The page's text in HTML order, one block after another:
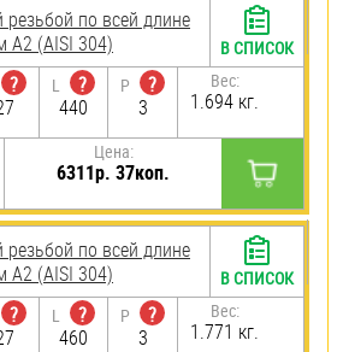
по всей длине
А2 (AISI 304)
?
L
?
440
P
?
3
Вес:
1.694 кг.
Цена:
6311р. 37коп.
В СПИСОК
по всей длине
А2 (AISI 304)
?
L
?
460
P
?
3
Вес:
1.771 кг.
В СПИСОК